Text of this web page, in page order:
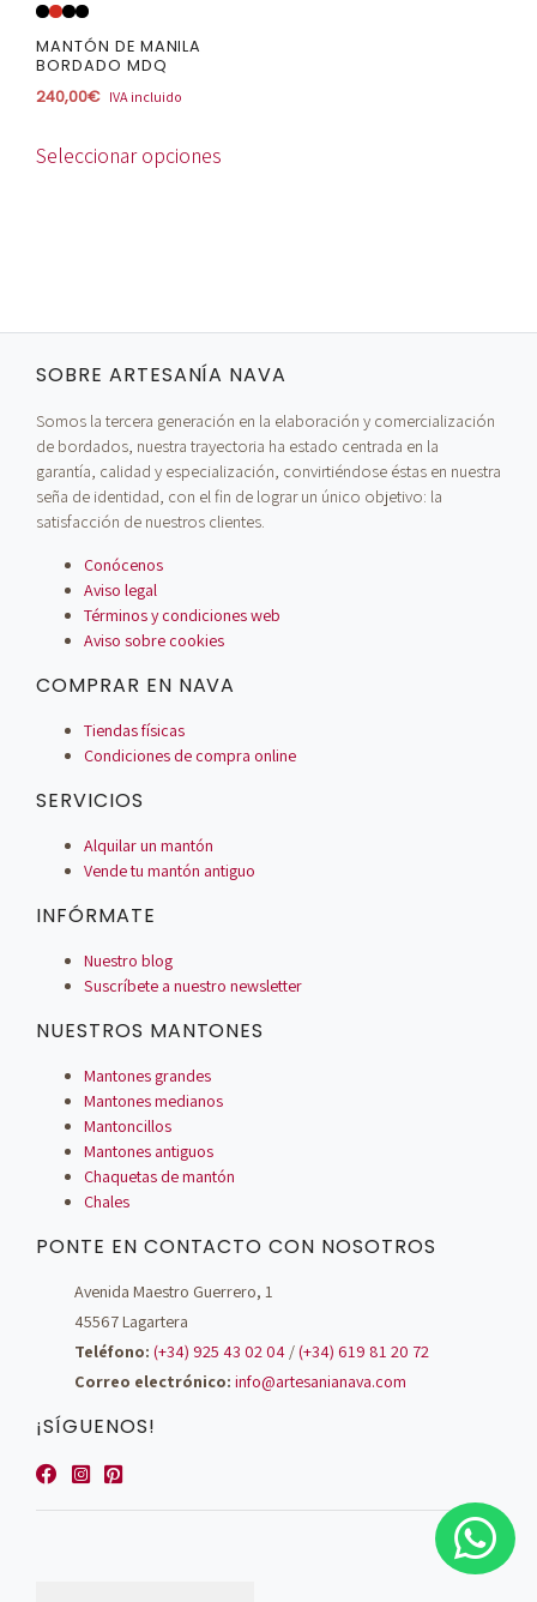
MANTÓN DE MANILA
BORDADO MDQ
240,00€ IVA incluido
Seleccionar opciones
en
la
página
de
producto
SOBRE ARTESANÍA NAVA
Somos la tercera generación en la elaboración y comercialización
de bordados, nuestra trayectoria ha estado centrada en la
garantía, calidad y especialización, convirtiéndose éstas en nuestra
seña de identidad, con el fin de lograr un único objetivo: la
satisfacción de nuestros clientes.
Conócenos
Aviso legal
Términos y condiciones web
Aviso sobre cookies
COMPRAR EN NAVA
Tiendas físicas
Condiciones de compra online
SERVICIOS
Alquilar un mantón
Vende tu mantón antiguo
INFÓRMATE
Nuestro blog
Suscríbete a nuestro newsletter
NUESTROS MANTONES
Mantones grandes
Mantones medianos
Mantoncillos
Mantones antiguos
Chaquetas de mantón
Chales
PONTE EN CONTACTO CON NOSOTROS
Avenida Maestro Guerrero, 1
45567 Lagartera
Teléfono: (+34) 925 43 02 04 /(+34) 619 81 20 72
Correo electrónico: info@artesanianava.com
¡SÍGUENOS!